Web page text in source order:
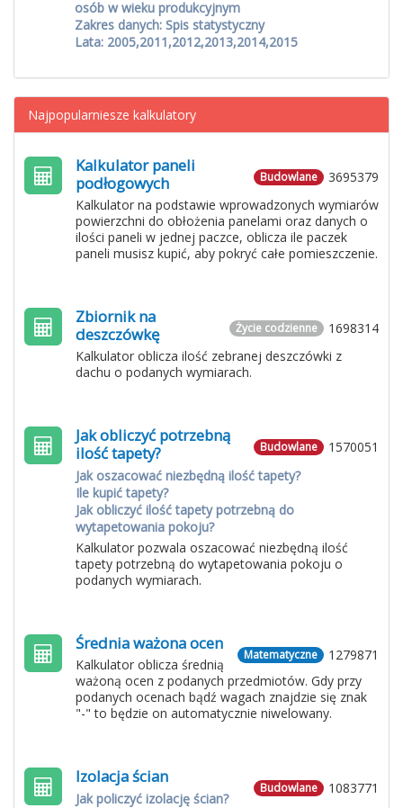
osób w wieku produkcyjnym
Zakres danych: Spis statystyczny
Lata: 2005,2011,2012,2013,2014,2015
Najpopularniesze kalkulatory
3695379
Budowlane
Kalkulator paneli
podłogowych
Kalkulator na podstawie wprowadzonych wymiarów
powierzchni do obłożenia panelami oraz danych o
ilości paneli w jednej paczce, oblicza ile paczek
paneli musisz kupić, aby pokryć całe pomieszczenie.
1698314
Życie codzienne
Zbiornik na
deszczówkę
Kalkulator oblicza ilość zebranej deszczówki z
dachu o podanych wymiarach.
1570051
Budowlane
Jak obliczyć potrzebną
ilość tapety?
Jak oszacować niezbędną ilość tapety?
Ile kupić tapety?
Jak obliczyć ilość tapety potrzebną do
wytapetowania pokoju?
Kalkulator pozwala oszacować niezbędną ilość
tapety potrzebną do wytapetowania pokoju o
podanych wymiarach.
1279871
Matematyczne
Średnia ważona ocen
Kalkulator oblicza średnią
ważoną ocen z podanych przedmiotów. Gdy przy
podanych ocenach bądź wagach znajdzie się znak
"-" to będzie on automatycznie niwelowany.
1083771
Budowlane
Izolacja ścian
Jak policzyć izolację ścian?